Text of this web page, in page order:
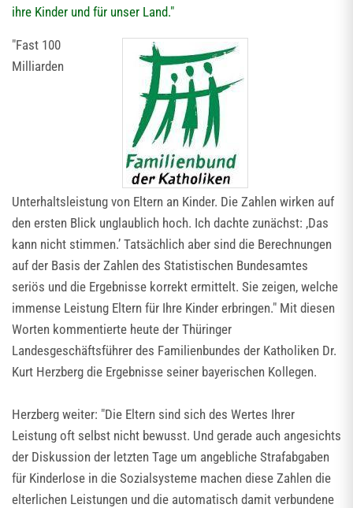
ihre Kinder und für unser Land."
"Fast 100
Milliarden
Unterhaltsleistung von Eltern an Kinder. Die Zahlen wirken auf
den ersten Blick unglaublich hoch. Ich dachte zunächst: ‚Das
kann nicht stimmen.’ Tatsächlich aber sind die Berechnungen
auf der Basis der Zahlen des Statistischen Bundesamtes
seriös und die Ergebnisse korrekt ermittelt. Sie zeigen, welche
immense Leistung Eltern für Ihre Kinder erbringen." Mit diesen
Worten kommentierte heute der Thüringer
Landesgeschäftsführer des Familienbundes der Katholiken Dr.
Kurt Herzberg die Ergebnisse seiner bayerischen Kollegen.
Herzberg weiter: "Die Eltern sind sich des Wertes Ihrer
Leistung oft selbst nicht bewusst. Und gerade auch angesichts
der Diskussion der letzten Tage um angebliche Strafabgaben
für Kinderlose in die Sozialsysteme machen diese Zahlen die
elterlichen Leistungen und die automatisch damit verbundene